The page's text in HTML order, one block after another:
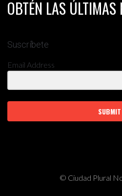
OBTÉN LAS ÚLTIMAS
Suscríbete
Email Address
SUBMIT
© Ciudad Plural